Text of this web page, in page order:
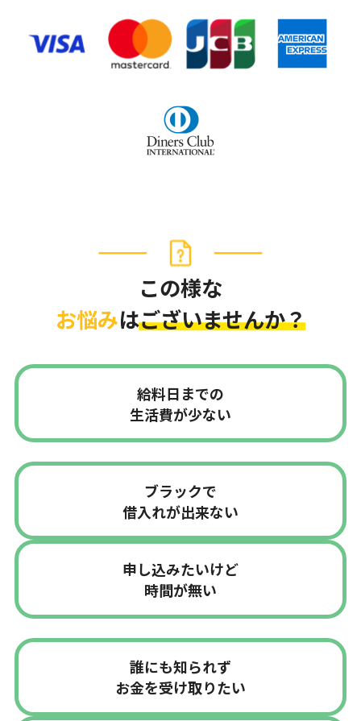
この様な
お悩みはございませんか？
給料日までの
生活費が少ない
ブラックで
借入れが出来ない
申し込みたいけど
時間が無い
誰にも知られず
お金を受け取りたい